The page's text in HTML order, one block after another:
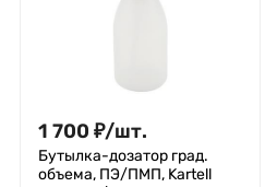
1 700 ₽/шт.
Бутылка-дозатор град.
объема, ПЭ/ПМП, Kartell